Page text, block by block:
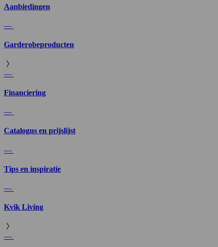
Aanbiedingen
—
Garderobeproducten
—
Financiering
—
Catalogus en prijslijst
—
Tips en inspiratie
—
Kvik Living
—